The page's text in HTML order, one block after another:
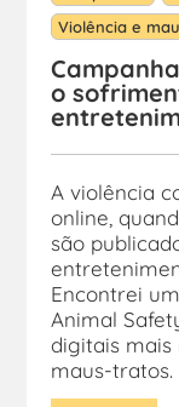
Violência e
o
A violência
online,
são
Encontrei
Animal
digitais mais
maus-tratos.